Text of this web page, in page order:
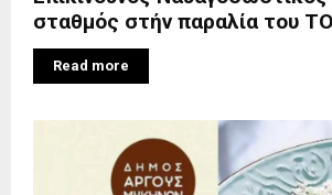
σταθμός στήν παραλία του
Read more